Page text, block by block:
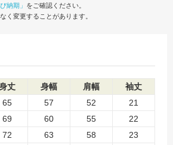
納期」 をご確認ください。
く変更することがあります。
丈 身幅 肩幅
袖丈
65 57 52
21
69 60 55
22
72 63 58
23